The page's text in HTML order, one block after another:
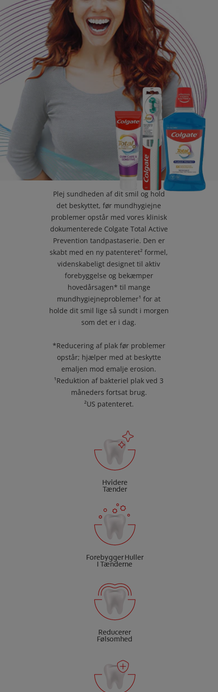
TJEK DIN MUNDSUNDHED
PRODUKTMATCH
FOR PROFESSIONELLE
DA (DK)
Plej sundheden af dit smil og hold
det beskyttet, før mundhygiejne
problemer opstår med vores klinisk
dokumenterede Colgate Total Active
Prevention tandpastaserie. Den er
skabt med en ny patenteret² formel,
videnskabeligt designet til aktiv
forebyggelse og bekæmper
hovedårsagen* til mange
mundhygiejneproblemer¹ for at
holde dit smil lige så sundt i morgen
som det er i dag.
*Reducering af plak før problemer
opstår; hjælper med at beskytte
emaljen mod emalje erosion.
¹Reduktion af bakteriel plak ved 3
måneders fortsat brug.
²US patenteret.
Hvidere
Tænder
Forebygger Huller
I Tænderne
Reducerer
Følsomhed